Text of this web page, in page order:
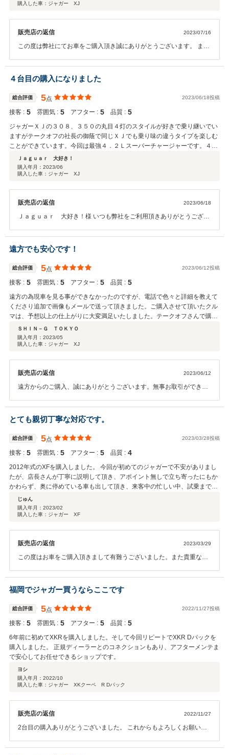
購入した車：ジャガー XJ
販売店の返信 2023/07/16
この度は弊社にてお車をご購入頂き誠にありがとうございます。 また
ただきます｡今後とも宜しくお願い致します｡
４台目の購入になりました
総合評価 5点 2023/06/18投稿
接客 : 5 雰囲気 : 5 アフター : 5 品質 : 5
ジャガーＸＪの３０８、３５０の丸目４灯のスタイルが好きで乗り継いでい
ますがテークオフの社長の御蔭で同じＸＪでも乗り味の違うタイプを楽しむ
ことができています。今回は最強４．２Ｌスーパーチャージャーです。４０
６ｐｓを堪能したいと思っています。 いつもありがとうございます！
Ｊａｇｕａｒ 大好き！
購入年月： 2023/06
購入した車：ジャガー XJ
販売店の返信 2023/06/18
Ｊａｇｕａｒ 大好き！様 いつも弊社をご利用頂きありがとうござい
も末長くお付き合いさせて頂けます様、精進して参りますので、どう
ぞ宜しくお願い致します。 この度は誠にありがとうございました。
遠方でも安心です！
総合評価 5点 2023/06/12投稿
接客 : 5 雰囲気 : 5 アフター : 5 品質 : 5
遠方の為現車を見る事ができなかったのですが、電話で色々と詳細を教えて
くださり追加で画像もメールで送って頂きました。ご購入させて頂いたクル
マは、予想以上の仕上がりに大変満足いたしました。テークオフさんで購入
して正解でした。とても信頼できるお店です。最後までご丁寧にありがとう
ございました。また機会があれば宜しくお願い致します。
ＳＨＩＮ－Ｇ ＴＯＫＹＯ
購入年月： 2023/05
購入した車：ジャガー XJ
販売店の返信 2023/06/12
遠方からのご購入、誠にありがとうございます。無事お取引ができて
でも御連絡下さいませ。また機会がありましたらぜひよろしくお願い
いたします。
とても親切丁寧な対応です。
総合評価 5点 2023/03/28投稿
接客 : 5 雰囲気 : 5 アフター : 5 品質 : 4
2012年式のXFを購入しました。 今回が初めてのジャガーで不安がありまし
たが、店長さんが丁寧に説明して頂き、アポイント無しで立ち寄ったにもか
かわらず、奥に停めている車も出して頂き、来客中の忙しい中、試乗までさ
せて頂きました。 車はもちろんですが、お店の方々の人柄や雰囲気が気に入
り、ほぼ即決しました。 納車までの細かな途中報告もご連絡頂き、安心して
待つことが出来ました。 年式も古いので、納車後燃料ポンプの不具合が出ま
きるお店だと、実感いたしました。 またジャガーに乗る際は、お願いしたい
と思います。
じゅん
購入年月： 2023/02
購入した車：ジャガー XF
販売店の返信 2023/03/29
この度はお車をご購入頂きまして有難うございました。また貴重なご
慮なくご連絡ください。 誠意をもってお答えさせていただきたいと思
います。今後ともどうぞ宜しくお願い致します。
福岡でジャガー買うならここです
総合評価 5点 2022/11/27投稿
接客 : 5 雰囲気 : 5 アフター : 5 品質 : 5
6年前に初めてXKRを購入しました。そして今回リピートでXKR Dパックを
購入しました。 正規ディーラーとのコネクションもあり、アフターメンテま
で安心してお任せできるショップです。
ヨシ
購入年月： 2022/10
購入した車：ジャガー XKクーペ R Dパック
販売店の返信 2022/11/27
2台目の購入ありがとうございました。 これからもよろしくお願いし